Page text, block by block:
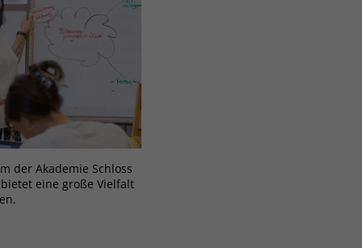
der Akademie Schloss
eine große Vielfalt